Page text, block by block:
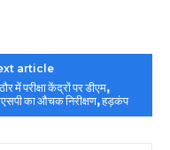
article
में परीक्षा केंद्रों पर डीएम,
का औचक निरीक्षण, हड़कंप